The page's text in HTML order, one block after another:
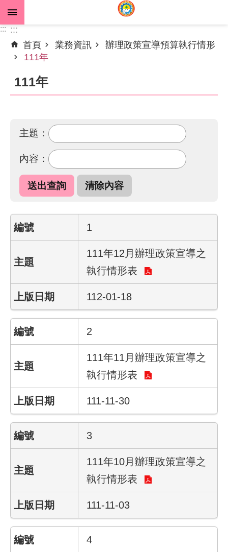
跳到主要內容區塊
進
階
尋
公
資
機
介
紹
務
線
上
服
務
聯
資
訊
相
關
結
影
音
專
區
::: :::
首頁
業務資訊
辦理政策宣導預算執行情形
111年
111年
主題：
內容：
1
111年12月辦理政策宣導之
執行情形表
112-01-18
2
111年11月辦理政策宣導之
執行情形表
111-11-30
3
111年10月辦理政策宣導之
執行情形表
111-11-03
4